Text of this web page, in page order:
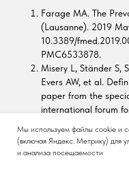
Мы используем файлы cookie и
(включая Яндекс. Метрику) для
и анализа посещаемости
Farage MA. The
(Lausanne). 2019
10.3389/
PMC6533878.
Misery L, Ständer S,
Evers AW, et al.
paper from the
international forum
(2017) 97:4–6.